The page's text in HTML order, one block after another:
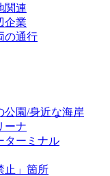
関連
企業
の通行
公園/身近な海岸
ーナ
ターミナル
止」箇所